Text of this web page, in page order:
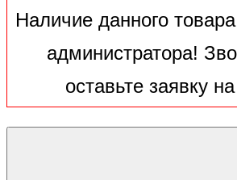
Наличие данного
администратора!
оставьте заявку